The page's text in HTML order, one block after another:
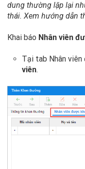
dung thường lặp lại
thái. Xem hướng dẫn
Khai báo Nhân viên
Tại tab Nhân viên
viên.